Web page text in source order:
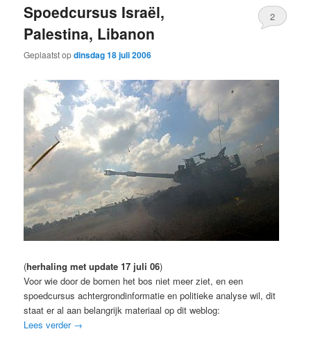
Spoedcursus Israël,
Palestina, Libanon
Geplaatst opdinsdag 18 juli 2006
2
(herhaling met update 17 juli 06)
Voor wie door de bomen het bos niet meer ziet, en een
spoedcursus achtergrondinformatie en politieke analyse wil, dit
staat er al aan belangrijk materiaal op dit weblog:
Lees verder →